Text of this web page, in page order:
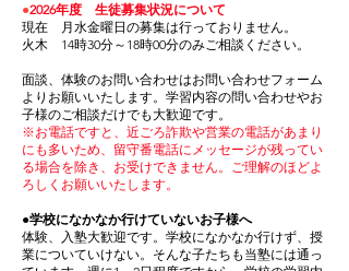
●2026年度 生徒募集状況について
現在 月水金曜日の募集は行っておりません。
火木 14時30分～18時00分のみご相談ください。
面談、体験のお問い合わせはお問い合わせフォーム
よりお願いいたします。学習内容の問い合わせやお
子様のご相談だけでも大歓迎です。
※お電話ですと、近ごろ詐欺や営業の電話があまり
にも多いため、留守番電話にメッセージが残ってい
る場合を除き、お受けできません。ご理解のほどよ
ろしくお願いいたします。
●学校になかなか行けていないお子様へ
体験、入塾大歓迎です。学校になかなか行けず、授
業についていけない。そんな子たちも当塾には通っ